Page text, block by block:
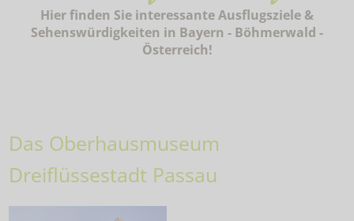
Hier finden Sie interessante Ausflugsziele &
Sehenswürdigkeiten in Bayern - Böhmerwald -
Österreich!
Das Oberhausmuseum
Dreiflüssestadt Passau